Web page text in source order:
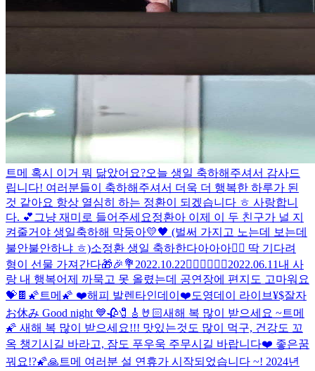
트메 혹시 이거 뭐 닮았어요?오늘 생일 축하해주셔서 감사드
립니다! 여러분들이 축하해주셔서 더욱 더 행복한 하루가 된
것 같아요 항상 열심히 하는 정환이 되겠습니다 ㅎ 사랑합니
다. 💕 그냥 재미로 들어주세요정환아 이제 이 두 친구가 널 지
켜줄거야 생일축하해 막둥아💛🖤 (벌써 가지고 노는데 보는데
불안불안하냐 ㅎ)소정환 생일 축하한다아아아❤️‍🔥 딱 기다려
형이 선물 가져간다🎁🎉💐 2022.10.22❤️‍🔥❤️‍🔥❤️‍🔥2022.06.11 내 사
랑 내 행복어제 까묵고 못 올렸는데 공연장에 편지도 고마워요
💝🍫 🌠트메🌠 ❤️해피 발렌타인데이❤️도영데이 라이브¥$잘자
お休み Good night 💙🥀🧷🎸🤘🏻새해 복 많이 받으세요 ~트메
🌠 새해 복 많이 받으세요!!! 맛있는것도 많이 먹구, 건강도 꼬
옥 챙기시길 바라고, 잠도 푸우욱 주무시길 바랍니다❤️ 좋은꿈
꿔요!?🌠🙏 트메 여러분 설 연휴가 시작되었습니다 ~! 2024년